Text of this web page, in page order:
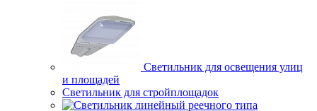
Светильник для освещения улиц
и площадей
Светильник для стройплощадок